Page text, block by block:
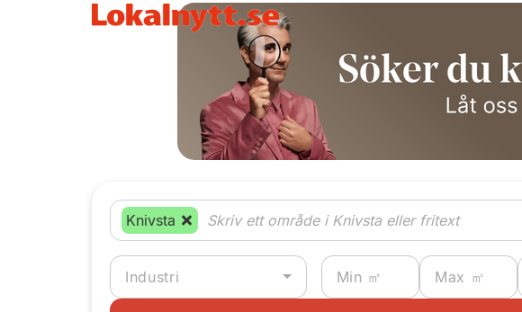
Knivsta
Industri